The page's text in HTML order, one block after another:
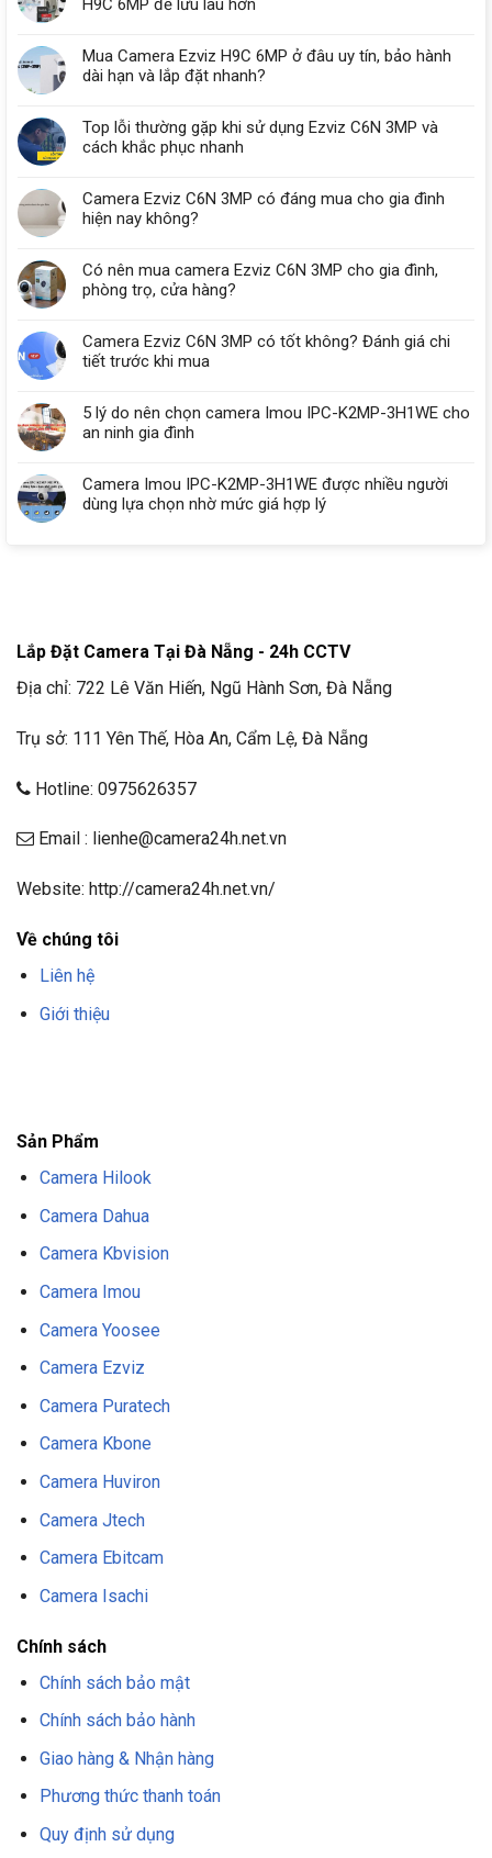
H9C 6MP để lưu lâu hơn
Mua Camera Ezviz H9C 6MP ở đâu uy tín, bảo hành
dài hạn và lắp đặt nhanh?
Top lỗi thường gặp khi sử dụng Ezviz C6N 3MP và
cách khắc phục nhanh
Camera Ezviz C6N 3MP có đáng mua cho gia đình
hiện nay không?
Có nên mua camera Ezviz C6N 3MP cho gia đình,
phòng trọ, cửa hàng?
Camera Ezviz C6N 3MP có tốt không? Đánh giá chi
tiết trước khi mua
5 lý do nên chọn camera Imou IPC-K2MP-3H1WE cho
an ninh gia đình
Camera Imou IPC-K2MP-3H1WE được nhiều người
dùng lựa chọn nhờ mức giá hợp lý
Lắp Đặt Camera Tại Đà Nẵng - 24h CCTV
Địa chỉ: 722 Lê Văn Hiến, Ngũ Hành Sơn, Đà Nẵng
Trụ sở: 111 Yên Thế, Hòa An, Cẩm Lệ, Đà Nẵng
Hotline: 0975626357
Email : lienhe@camera24h.net.vn
Website: http://camera24h.net.vn/
Về chúng tôi
Liên hệ
Giới thiệu
Sản Phẩm
Camera Hilook
Camera Dahua
Camera Kbvision
Camera Imou
Camera Yoosee
Camera Ezviz
Camera Puratech
Camera Kbone
Camera Huviron
Camera Jtech
Camera Ebitcam
Camera Isachi
Chính sách
Chính sách bảo mật
Chính sách bảo hành
Giao hàng & Nhận hàng
Phương thức thanh toán
Quy định sử dụng